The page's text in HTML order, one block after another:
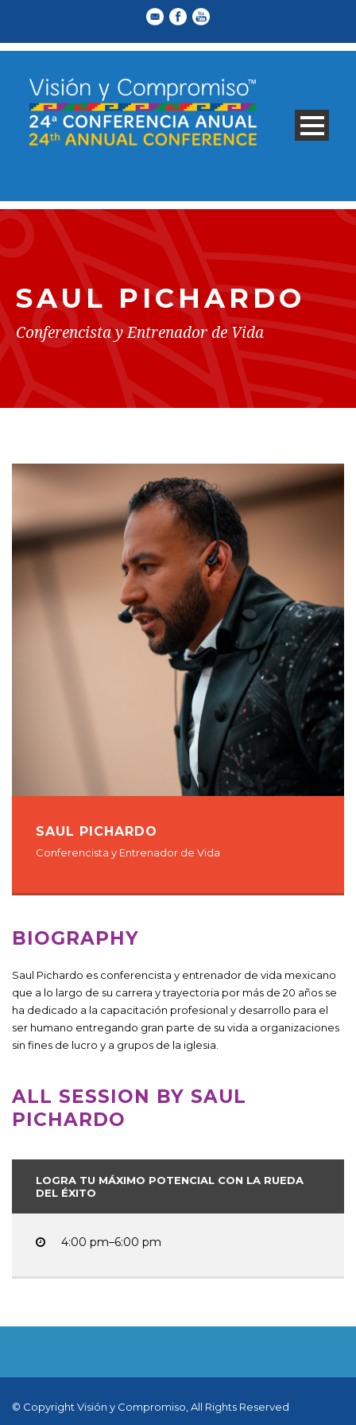
SAUL PICHARDO
Conferencista y Entrenador de Vida
SAUL PICHARDO
Conferencista y Entrenador de Vida
BIOGRAPHY
Saul Pichardo es conferencista y entrenador de vida mexicano
que a lo largo de su carrera y trayectoria por más de 20 años se
ha dedicado a la capacitación profesional y desarrollo para el
ser humano entregando gran parte de su vida a organizaciones
sin fines de lucro y a grupos de la iglesia.
ALL SESSION BY SAUL
PICHARDO
LOGRA TU MÁXIMO POTENCIAL CON LA RUEDA
DEL ÉXITO
4:00 pm–6:00 pm
© Copyright Visión y Compromiso, All Rights Reserved